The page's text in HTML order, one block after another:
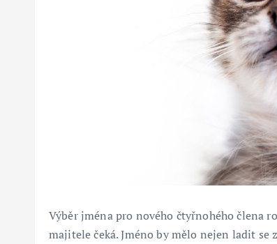
Výběr jména pro nového čtyřnohého člena
majitele čeká. Jméno by mělo nejen ladit